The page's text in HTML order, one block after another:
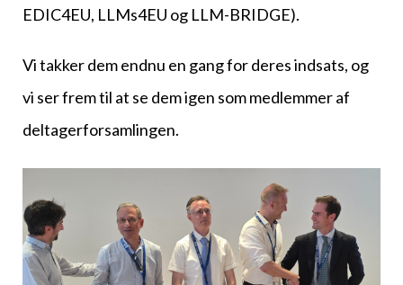
EDIC4EU, LLMs4EU og LLM-BRIDGE).
Vi takker dem endnu en gang for deres indsats, og
vi ser frem til at se dem igen som medlemmer af
deltagerforsamlingen.